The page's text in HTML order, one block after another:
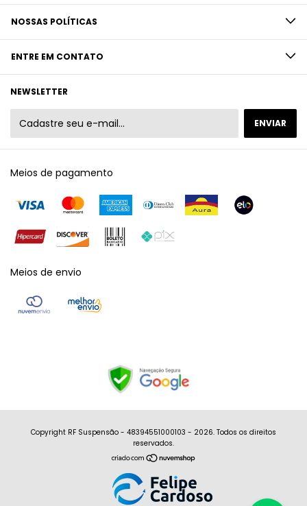
NOSSAS POLÍTICAS
ENTRE EM CONTATO
NEWSLETTER
Meios de pagamento
Meios de envio
Copyright RF Suspensão - 48394551000103 - 2026. Todos os direitos
reservados.